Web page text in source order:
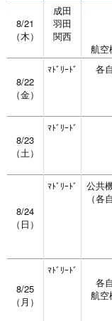
8/21
（木）
成田
羽田
関西
航空
8/22
（金）
ﾏﾄﾞﾘｰﾄﾞ 各自
8/23
（土）
ﾏﾄﾞﾘｰﾄﾞ
8/24
（日）
ﾏﾄﾞﾘｰﾄﾞ
公共
（各
8/25
（月）
ﾏﾄﾞﾘｰﾄﾞ
各自
航空